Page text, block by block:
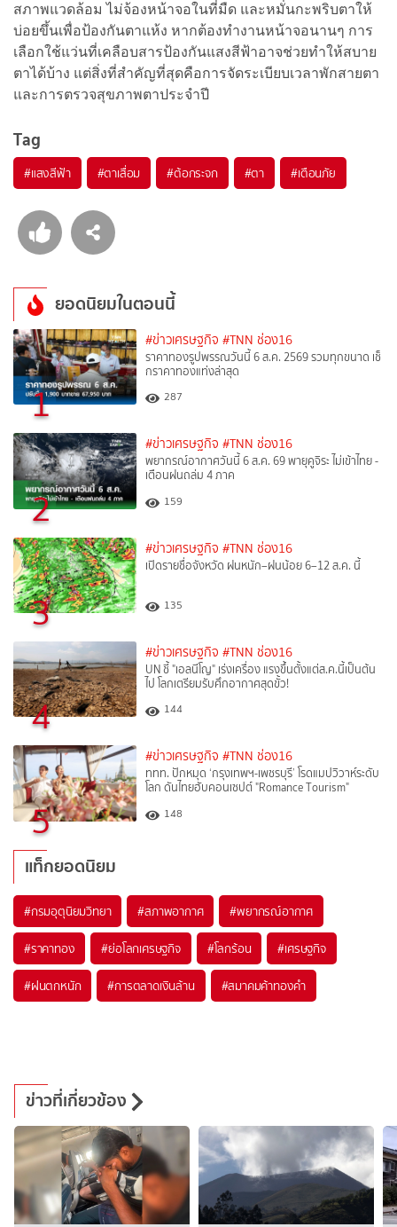
สภาพแวดล้อม ไม่จ้องหน้าจอในที่มืด และหมั่นกะพริบตาให้
บ่อยขึ้นเพื่อป้องกันตาแห้ง หากต้องทำงานหน้าจอนานๆ การ
เลือกใช้แว่นที่เคลือบสารป้องกันแสงสีฟ้าอาจช่วยทำให้สบาย
ตาได้บ้าง แต่สิ่งที่สำคัญที่สุดคือการจัดระเบียบเวลาพักสายตา
และการตรวจสุขภาพตาประจำปี
Tag
#แสงสีฟ้า #ตาเสื่อม #ต้อกระจก #ตา #เตือนภัย
ยอดนิยมในตอนนี้
1
#ข่าวเศรษฐกิจ #TNN ช่อง16
ราคาทองรูปพรรณวันนี้ 6 ส.ค. 2569 รวมทุกขนาด เช็
กราคาทองแท่งล่าสุด
287
2
#ข่าวเศรษฐกิจ #TNN ช่อง16
พยากรณ์อากาศวันนี้ 6 ส.ค. 69 พายุคูจิระ ไม่เข้าไทย -
เตือนฝนถล่ม 4 ภาค
159
3
#ข่าวเศรษฐกิจ #TNN ช่อง16
เปิดรายชื่อจังหวัด ฝนหนัก–ฝนน้อย 6–12 ส.ค. นี้
135
4
#ข่าวเศรษฐกิจ #TNN ช่อง16
UN ชี้ "เอลนีโญ" เร่งเครื่อง แรงขึ้นตั้งแต่ส.ค.นี้เป็นต้น
ไป โลกเตรียมรับศึกอากาศสุดขั้ว!
144
5
#ข่าวเศรษฐกิจ #TNN ช่อง16
ททท. ปักหมุด ‘กรุงเทพฯ-เพชรบุรี’ โรดแมปวิวาห์ระดับ
โลก ดันไทยฮับคอนเซปต์ "Romance Tourism"
148
แท็กยอดนิยม
#กรมอุตุนิยมวิทยา #สภาพอากาศ #พยากรณ์อากาศ
#ราคาทอง #ย่อโลกเศรษฐกิจ #โลกร้อน #เศรษฐกิจ
#ฝนตกหนัก #การตลาดเงินล้าน #สมาคมค้าทองคำ
ข่าวที่เกี่ยวข้อง